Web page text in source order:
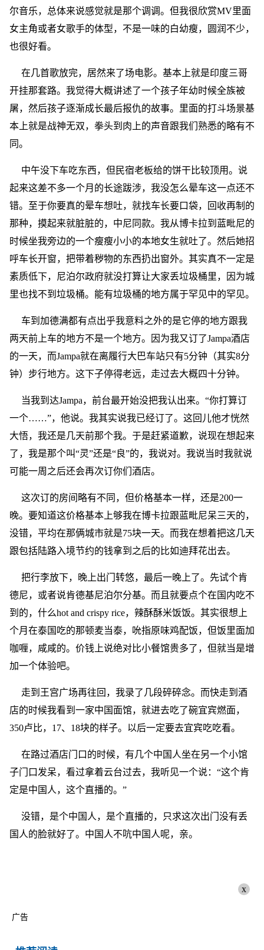
尔音乐，总体来说感觉就是那个调调。但我很欣赏MV里面
女主角或者女歌手的体型，不是一味的白幼瘦，圆润不少，
也很好看。
在几首歌放完，居然来了场电影。基本上就是印度三哥
开挂那套路。我觉得大概讲述了一个孩子年幼时候全族被
屠，然后孩子逐渐成长最后报仇的故事。里面的打斗场景基
本上就是战神无双，拳头到肉上的声音跟我们熟悉的略有不
同。
中午没下车吃东西，但民宿老板给的饼干比较顶用。说
起来这差不多一个月的长途跋涉，我没怎么晕车这一点还不
错。至于你要真的晕车想吐，就找车长要口袋，回收再制的
那种，摸起来就脏脏的，中尼同款。我从博卡拉到蓝毗尼的
时候坐我旁边的一个瘦瘦小小的本地女生就吐了。然后她招
呼车长开窗，把带着秽物的东西扔出窗外。其实真不一定是
素质低下，尼泊尔政府就没打算让大家丢垃圾桶里，因为城
里也找不到垃圾桶。能有垃圾桶的地方属于罕见中的罕见。
车到加德满都有点出乎我意料之外的是它停的地方跟我
两天前上车的地方不是一个地方。因为我又订了Jampa酒店
的一天，而Jampa就在离履行大巴车站只有5分钟（其实8分
钟）步行地方。这下子停得老远，走过去大概四十分钟。
当我到达Jampa，前台最开始没把我认出来。“你打算订
一个……”，他说。我其实说我已经订了。这回儿他才恍然
大悟，我还是几天前那个我。于是赶紧道歉，说现在想起来
了，我是那个叫“灵”还是“良”的，我说对。我说当时我就说
可能一周之后还会再次订你们酒店。
这次订的房间略有不同，但价格基本一样，还是200一
晚。要知道这价格基本上够我在博卡拉跟蓝毗尼呆三天的，
没错，平均在那俩城市就是75块一天。而我在想着把这几天
跟包括陆路入境节约的钱拿到之后的比如迪拜花出去。
把行李放下，晚上出门转悠，最后一晚上了。先试个肯
德尼，或者说肯德基尼泊尔分基。而且就要点个在国内吃不
到的，什么hot and crispy rice，辣酥酥米饭饭。其实很想上
个月在泰国吃的那顿麦当泰，吮指原味鸡配饭，但饭里面加
咖喱，咸咸的。价钱上说绝对比小餐馆贵多了，但就当是增
加一个体验吧。
走到王宫广场再往回，我录了几段碎碎念。而快走到酒
店的时候我看到一家中国面馆，就进去吃了碗宜宾燃面，
350卢比，17、18块的样子。以后一定要去宜宾吃吃看。
在路过酒店门口的时候，有几个中国人坐在另一个小馆
子门口发呆，看过拿着云台过去，我听见一个说：“这个肯
定是中国人，这个直播的。”
没错，是个中国人，是个直播的，只求这次出门没有丢
国人的脸就好了。中国人不吭中国人呢，亲。
x
广告